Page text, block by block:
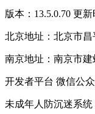
版本：13.5.0.70 更
北京地址：北京市
南京地址：南京市
开发者平台 微信公
未成年人防沉迷系统